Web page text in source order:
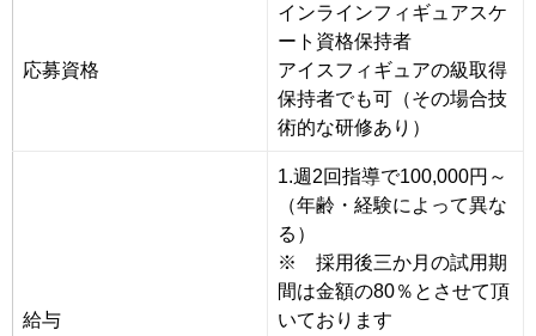
応募資格
インラインフィギュアスケ
ート資格保持者
アイスフィギュアの級取得
保持者でも可（その場合技
術的な研修あり）
給与
1.週2回指導で100,000円～
（年齢・経験によって異な
る）
※ 採用後三か月の試用期
間は金額の80％とさせて頂
いております